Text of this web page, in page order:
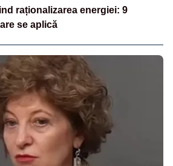
raționalizarea energiei: 9
se aplică